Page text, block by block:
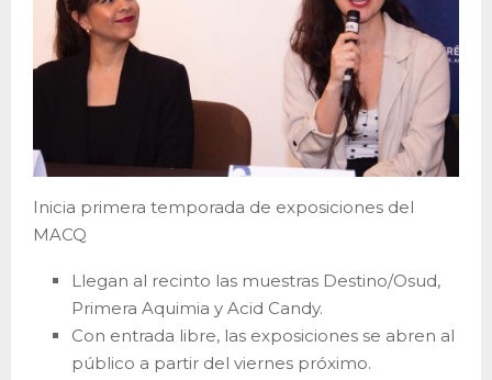
Inicia primera temporada de exposiciones del
MACQ
Llegan al recinto las muestras Destino/Osud,
Primera Aquimia y Acid Candy.
Con entrada libre, las exposiciones se abren al
público a partir del viernes próximo.